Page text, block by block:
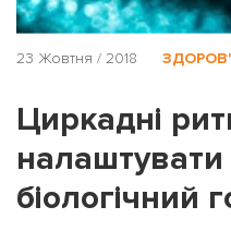
23 Жовтня / 2018
Циркадні
налаштувати
біологічний